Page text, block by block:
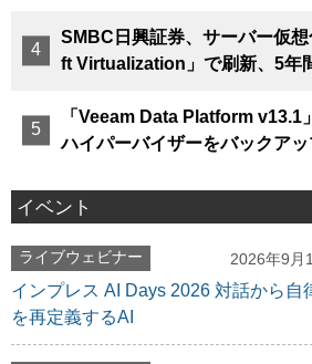
SMBC日興証券、サーバー仮
ft Virtualization」で刷新、5年
「Veeam Data Platform v13.1
ハイパーバイザーをバックア
イベント
ライブウェビナー 2026年9月
インプレス AI Days 2026 対話から自
を再定義するAI